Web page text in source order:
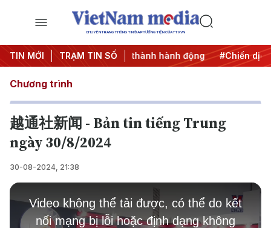
CHUYÊN TRANG THÔNG TIN ĐA PHƯƠNG TIỆN CỦA TTXVN
TIN MỚI TRẠM TIN SỐ
#Đưa Nghị quyết thành hành động #Chiến dịch 500
Chương trình
越通社新闻 - Bản tin tiếng Trung
ngày 30/8/2024
30-08-2024, 21:38
This
modal
window.
Video không thể tải được, có thể do kết
nối mạng bị lỗi hoặc định dạng không